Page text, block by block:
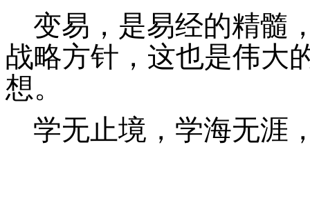
变易，是易经的精髓
战略方针，这也是伟大
想。
学无止境，学海无涯